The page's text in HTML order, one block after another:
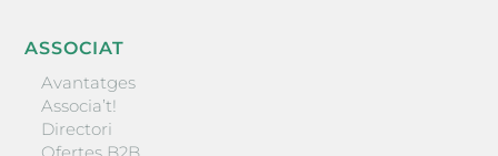
ASSOCIAT
Avantatges
Associa’t!
Directori